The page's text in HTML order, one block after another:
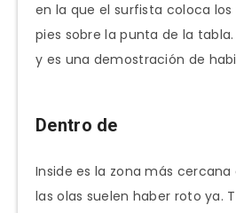
en la que el surfista coloca los
pies sobre la punta de la
y es una demostración de
Dentro de
Inside es la zona más cercana
las olas suelen haber roto ya.